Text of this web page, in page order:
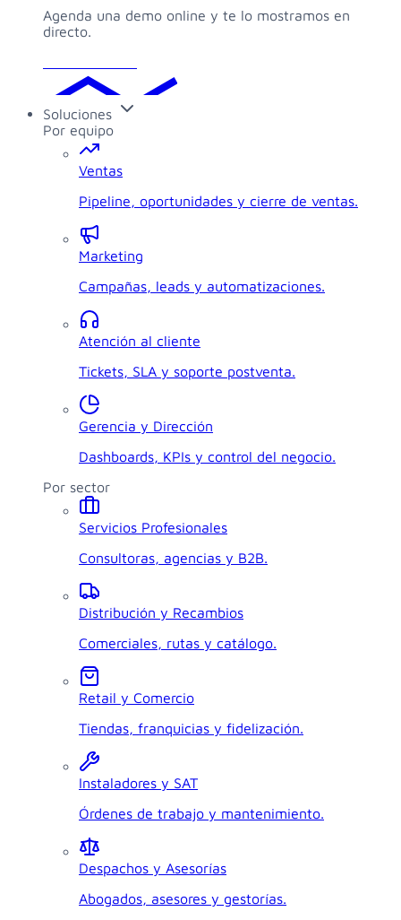
Agenda una demo online y te lo mostramos en
directo.
Soluciones
Por equipo
Ventas
Pipeline, oportunidades y cierre de ventas.
Marketing
Campañas, leads y automatizaciones.
Atención al cliente
Tickets, SLA y soporte postventa.
Gerencia y Dirección
Dashboards, KPIs y control del negocio.
Por sector
Servicios Profesionales
Consultoras, agencias y B2B.
Distribución y Recambios
Comerciales, rutas y catálogo.
Retail y Comercio
Tiendas, franquicias y fidelización.
Instaladores y SAT
Órdenes de trabajo y mantenimiento.
Despachos y Asesorías
Abogados, asesores y gestorías.